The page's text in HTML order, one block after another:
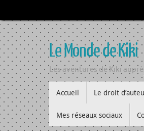
au
contenu
Le Monde de Kiki
Les aventures de Kiki
au
contenu
Accueil Le droit
Mes réseaux sociaux